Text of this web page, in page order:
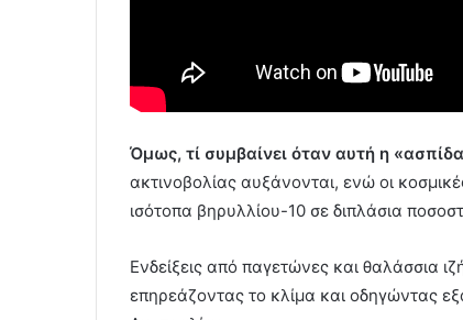
Όμως, τί συμβαίνει όταν αυτή η
ακτινοβολίας αυξάνονται, ενώ οι
ισότοπα βηρυλλίου-10 σε διπλάσια
Ενδείξεις από παγετώνες και θαλάσσια
επηρεάζοντας το κλίμα και οδηγώντας